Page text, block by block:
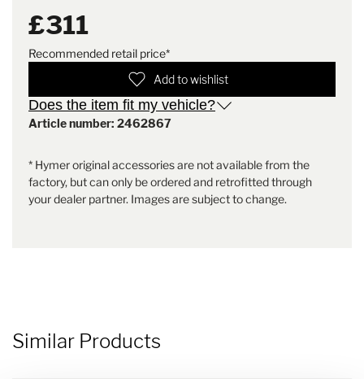
durability;
Weight 1.5 kg
£311
Recommended retail price*
Add to wishlist
Does the item fit my vehicle?
Article number: 2462867
* Hymer original accessories are not available from the
factory, but can only be ordered and retrofitted through
your dealer partner. Images are subject to change.
Similar Products